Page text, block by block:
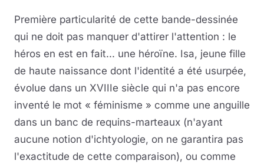
Première particularité de cette bande-dessinée
qui ne doit pas manquer d'attirer l'attention : le
héros en est en fait... une héroïne. Isa, jeune fille
de haute naissance dont l'identité a été usurpée,
évolue dans un XVIIIe siècle qui n'a pas encore
inventé le mot « féminisme » comme une anguille
dans un banc de requins-marteaux (n'ayant
aucune notion d'ichtyologie, on ne garantira pas
l'exactitude de cette comparaison), ou comme